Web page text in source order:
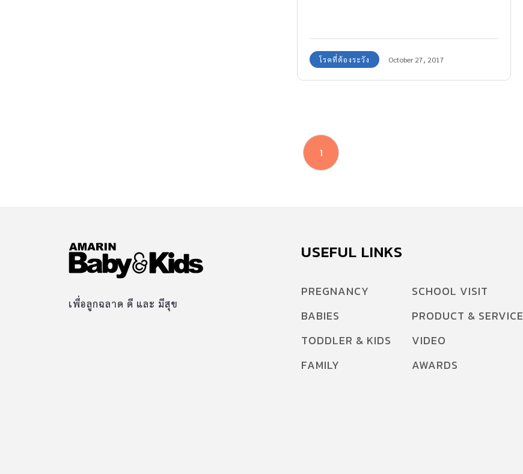
โรคที่ต้องระวัง October 27, 2017
1
เพื่อลูกฉลาด ดี และ มีสุข
USEFUL LINKS
PREGNANCY
BABIES
TODDLER & KIDS
FAMILY
SCHOOL VISIT
PRODUCT & SERVICE
VIDEO
AWARDS